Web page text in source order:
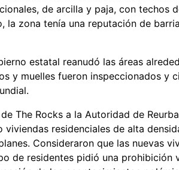
de arcilla y paja, con
la zona tenía una reputación de
estatal reanudó las áreas
y muelles fueron inspeccionados
The Rocks a la Autoridad de
residenciales de alta
Consideraron que las nuevas
de residentes pidió una